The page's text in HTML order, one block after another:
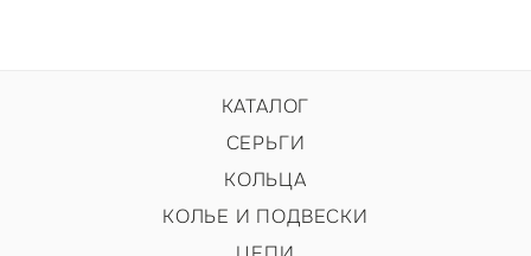
КАТАЛОГ
СЕРЬГИ
КОЛЬЦА
КОЛЬЕ И ПОДВЕСКИ